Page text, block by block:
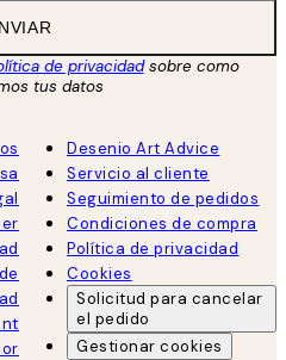
de privacidadsobre como
tus datos
Desenio Art Advice
Servicio al cliente
Seguimiento de pedidos
Condiciones de compra
Política de privacidad
Cookies
Solicitud para cancelar
el pedido
Gestionar cookies